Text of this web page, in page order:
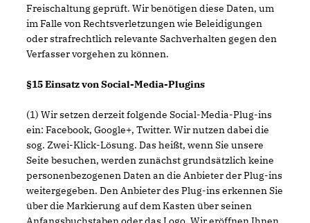
Freischaltung geprüft. Wir benötigen diese Daten, um
im Falle von Rechtsverletzungen wie Beleidigungen
oder strafrechtlich relevante Sachverhalten gegen den
Verfasser vorgehen zu können.
§15 Einsatz von Social-Media-Plugins
(1) Wir setzen derzeit folgende Social-Media-Plug-ins
ein: Facebook, Google+, Twitter. Wir nutzen dabei die
sog. Zwei-Klick-Lösung. Das heißt, wenn Sie unsere
Seite besuchen, werden zunächst grundsätzlich keine
personenbezogenen Daten an die Anbieter der Plug-ins
weitergegeben. Den Anbieter des Plug-ins erkennen Sie
über die Markierung auf dem Kasten über seinen